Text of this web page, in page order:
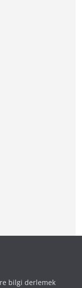
bilgi derlemek